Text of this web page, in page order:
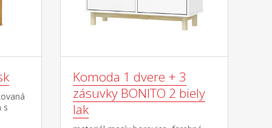
s
Komoda 1 dvere + 3
zásuvky BONITO 2 biely
lak